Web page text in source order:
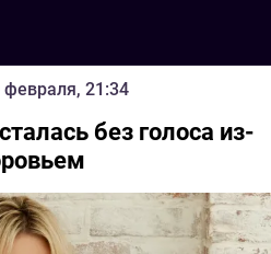
февраля, 21:34
без голоса из-